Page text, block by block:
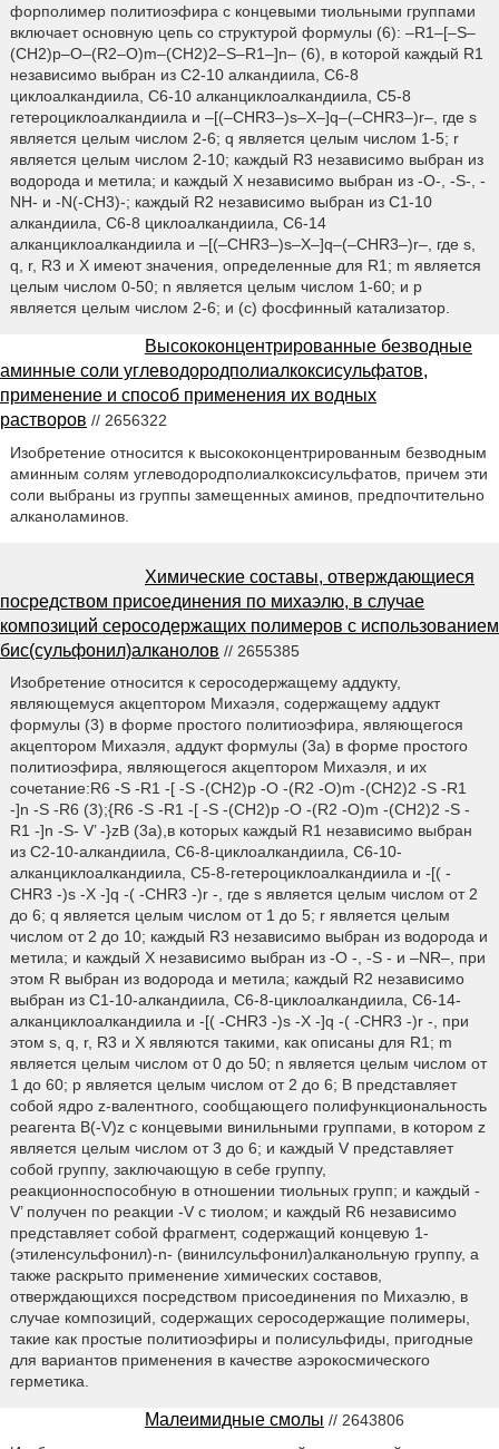
форполимер политиоэфира с концевыми тиольными группами
включает основную цепь со структурой формулы (6): –R1–[–S–
(CH2)p–O–(R2–O)m–(CH2)2–S–R1–]n– (6), в которой каждый R1
независимо выбран из С2-10 алкандиила, C6-8
циклоалкандиила, С6-10 алканциклоалкандиила, С5-8
гетероциклоалкандиила и –[(–CHR3–)s–X–]q–(–CHR3–)r–, где s
является целым числом 2-6; q является целым числом 1-5; r
является целым числом 2-10; каждый R3 независимо выбран из
водорода и метила; и каждый Х независимо выбран из -О-, -S-, -
NН- и -N(-CH3)-; каждый R2 независимо выбран из C1-10
алкандиила, C6-8 циклоалкандиила, С6-14
алканциклоалкандиила и –[(–CHR3–)s–X–]q–(–CHR3–)r–, где s,
q, r, R3 и Х имеют значения, определенные для R1; m является
целым числом 0-50; n является целым числом 1-60; и p
является целым числом 2-6; и (с) фосфинный катализатор.
Высококонцентрированные безводные
аминные соли углеводородполиалкоксисульфатов,
применение и способ применения их водных
растворов // 2656322
Изобретение относится к высококонцентрированным безводным
аминным солям углеводородполиалкоксисульфатов, причем эти
соли выбраны из группы замещенных аминов, предпочтительно
алканоламинов.
Химические составы, отверждающиеся
посредством присоединения по михаэлю, в случае
композиций серосодержащих полимеров с использованием
бис(сульфонил)алканолов // 2655385
Изобретение относится к серосодержащему аддукту,
являющемуся акцептором Михаэля, содержащему аддукт
формулы (3) в форме простого политиоэфира, являющегося
акцептором Михаэля, аддукт формулы (3a) в форме простого
политиоэфира, являющегося акцептором Михаэля, и их
сочетание:R6 -S -R1 -[ -S -(CH2)p -O -(R2 -O)m -(CH2)2 -S -R1
-]n -S -R6 (3);{R6 -S -R1 -[ -S -(CH2)p -O -(R2 -O)m -(CH2)2 -S -
R1 -]n -S- V’ -}zB (3a),в которых каждый R1 независимо выбран
из C2-10-алкандиила, C6-8-циклоалкандиила, C6-10-
алканциклоалкандиила, C5-8-гетероциклоалкандиила и -[( -
CHR3 -)s -X -]q -( -CHR3 -)r -, где s является целым числом от 2
до 6; q является целым числом от 1 до 5; r является целым
числом от 2 до 10; каждый R3 независимо выбран из водорода и
метила; и каждый X независимо выбран из -O -, -S - и –NR–, при
этом R выбран из водорода и метила; каждый R2 независимо
выбран из C1-10-алкандиила, C6-8-циклоалкандиила, C6-14-
алканциклоалкандиила и -[( -CHR3 -)s -X -]q -( -CHR3 -)r -, при
этом s, q, r, R3 и X являются такими, как описаны для R1; m
является целым числом от 0 до 50; n является целым числом от
1 до 60; p является целым числом от 2 до 6; B представляет
собой ядро z-валентного, сообщающего полифункциональность
реагента B(-V)z с концевыми винильными группами, в котором z
является целым числом от 3 до 6; и каждый V представляет
собой группу, заключающую в себе группу,
реакционноспособную в отношении тиольных групп; и каждый -
V’ получен по реакции -V с тиолом; и каждый R6 независимо
представляет собой фрагмент, содержащий концевую 1-
(этиленсульфонил)-n- (винилсульфонил)алканольную группу, а
также раскрыто применение химических составов,
отверждающихся посредством присоединения по Михаэлю, в
случае композиций, содержащих серосодержащие полимеры,
такие как простые политиоэфиры и полисульфиды, пригодные
для вариантов применения в качестве аэрокосмического
герметика.
Малеимидные смолы // 2643806